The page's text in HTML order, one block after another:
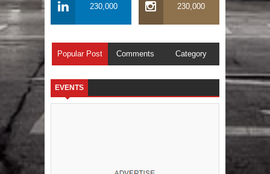
230,000 230,000
Popular Post Comments Category
EVENTS